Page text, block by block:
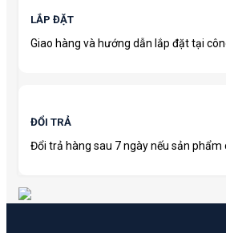
LẮP ĐẶT
Giao hàng và hướng dẫn lắp đặt tại
ĐỔI TRẢ
Đổi trả hàng sau 7 ngày nếu sản phẩm